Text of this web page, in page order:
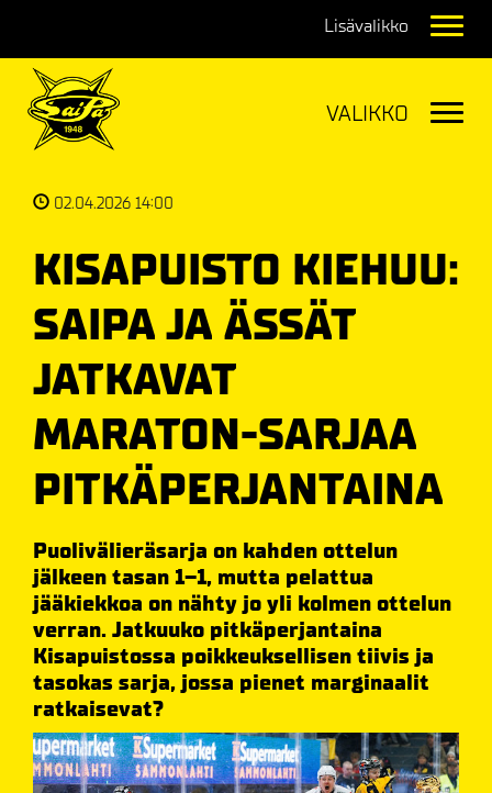
02.04.2026 14:00
KISAPUISTO KIEHUU:
SAIPA JA ÄSSÄT
JATKAVAT
MARATON-SARJAA
PITKÄPERJANTAINA
Puolivälieräsarja on kahden ottelun
jälkeen tasan 1–1, mutta pelattua
jääkiekkoa on nähty jo yli kolmen ottelun
verran. Jatkuuko pitkäperjantaina
Kisapuistossa poikkeuksellisen tiivis ja
tasokas sarja, jossa pienet marginaalit
ratkaisevat?